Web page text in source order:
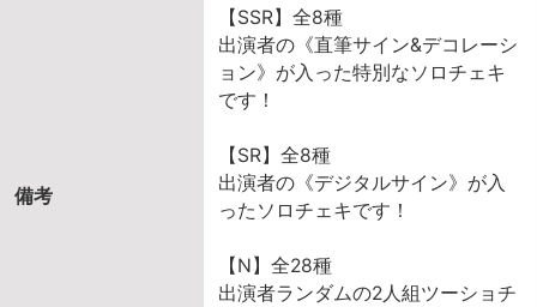
備考
【SSR】全8種
出演者の《直筆サイン&デコレーシ
ョン》が入った特別なソロチェキ
です！
【SR】全8種
出演者の《デジタルサイン》が入
ったソロチェキです！
【N】全28種
出演者ランダムの2人組ツーショチ